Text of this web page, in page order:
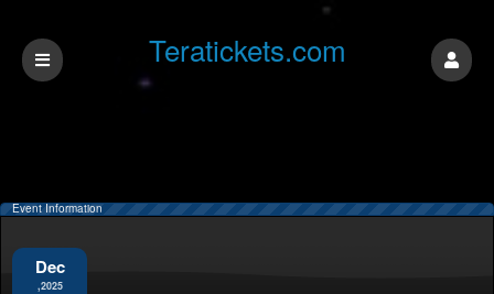
Teratickets.com
Event Information
Dec
,2025